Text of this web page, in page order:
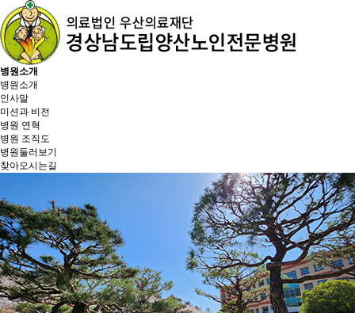
병원소개
병원소개
인사말
미션과 비전
병원 연혁
병원 조직도
병원둘러보기
찾아오시는길